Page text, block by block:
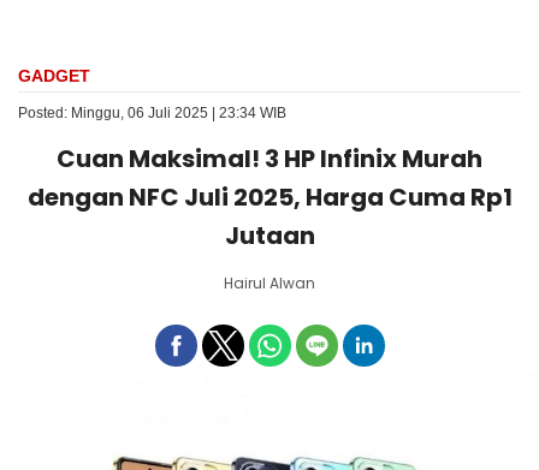
GADGET
Posted: Minggu, 06 Juli 2025 | 23:34 WIB
Cuan Maksimal! 3 HP Infinix Murah
dengan NFC Juli 2025, Harga Cuma Rp1
Jutaan
Hairul Alwan